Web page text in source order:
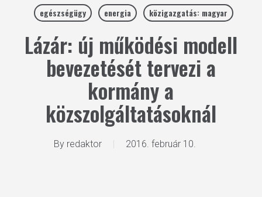
egészségügy energia közigazgatás: magyar
Lázár: új működési modell
bevezetését tervezi a
kormány a
közszolgáltatásoknál
By redaktor 2016. február 10.